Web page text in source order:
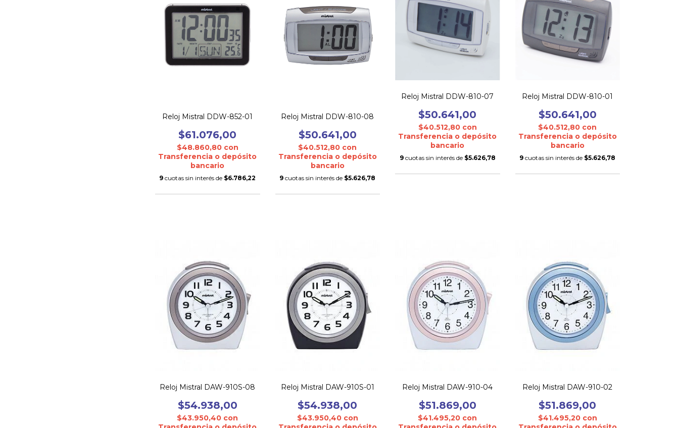
Reloj Mistral DDW-852-01
$61.076,00
$48.860,80 con
Transferencia o depósito
bancario
9 cuotas sin interés de $6.786,22
Reloj Mistral DDW-810-08
$50.641,00
$40.512,80 con
Transferencia o depósito
bancario
9 cuotas sin interés de $5.626,78
Reloj Mistral DDW-810-07
$50.641,00
$40.512,80 con
Transferencia o depósito
bancario
9 cuotas sin interés de $5.626,78
Reloj Mistral DDW-810-01
$50.641,00
$40.512,80 con
Transferencia o depósito
bancario
9 cuotas sin interés de $5.626,78
Reloj Mistral DAW-910S-08
$54.938,00
$43.950,40 con
Reloj Mistral DAW-910S-01
$54.938,00
$43.950,40 con
Reloj Mistral DAW-910-04
$51.869,00
$41.495,20 con
Reloj Mistral DAW-910-02
$51.869,00
$41.495,20 con